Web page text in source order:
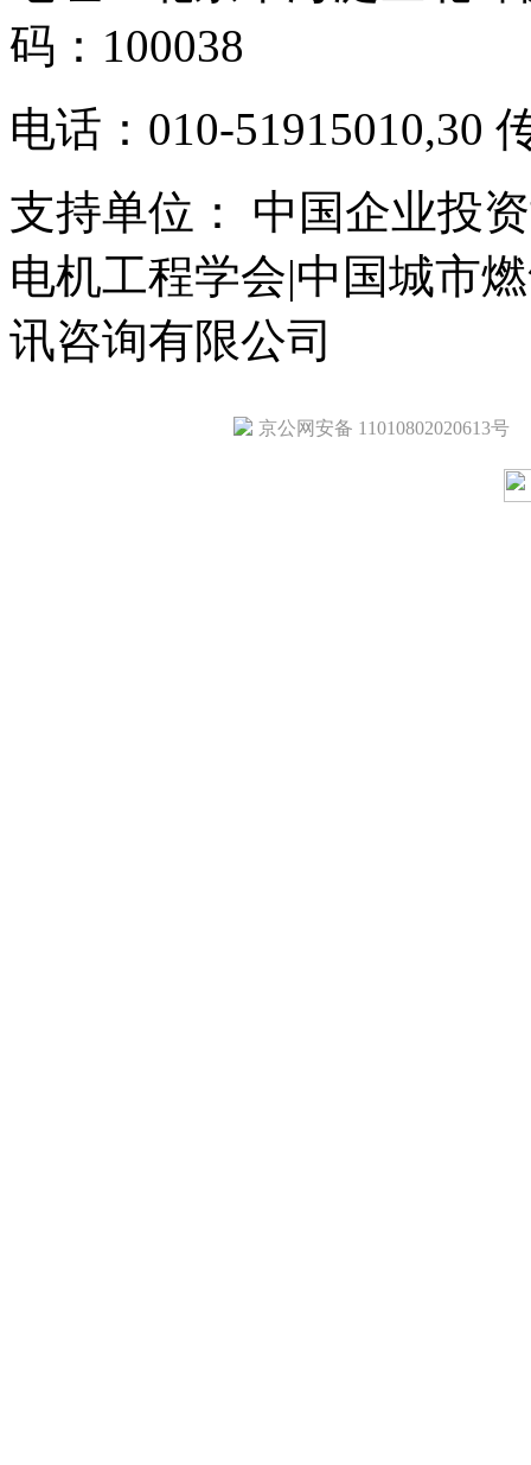
码：100038
电话：010-51915010,30
支持单位： 中国企业投
电机工程学会|中国城市
讯咨询有限公司
京公网安备 11010802020613号